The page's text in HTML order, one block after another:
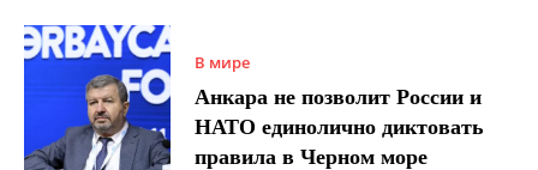
В мире
Анкара не позволит России и
НАТО единолично диктовать
правила в Черном море